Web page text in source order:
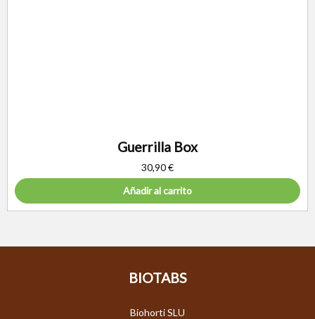
Guerrilla Box
30,90€
Añadir al carrito
BIOTABS
Biohorti SLU